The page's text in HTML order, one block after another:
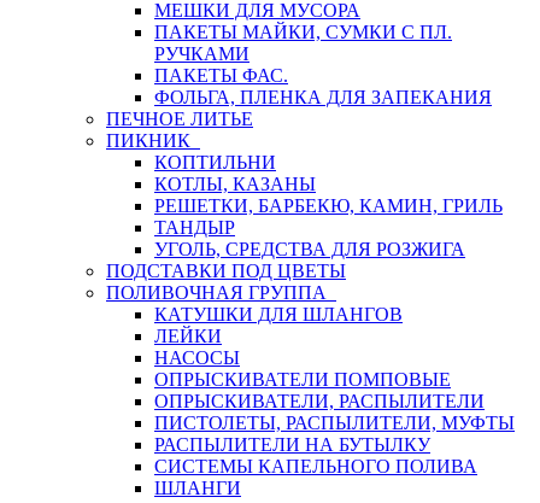
МЕШКИ ДЛЯ МУСОРА
ПАКЕТЫ МАЙКИ, СУМКИ С ПЛ.
РУЧКАМИ
ПАКЕТЫ ФАС.
ФОЛЬГА, ПЛЕНКА ДЛЯ ЗАПЕКАНИЯ
ПЕЧНОЕ ЛИТЬЕ
ПИКНИК
КОПТИЛЬНИ
КОТЛЫ, КАЗАНЫ
РЕШЕТКИ, БАРБЕКЮ, КАМИН, ГРИЛЬ
ТАНДЫР
УГОЛЬ, СРЕДСТВА ДЛЯ РОЗЖИГА
ПОДСТАВКИ ПОД ЦВЕТЫ
ПОЛИВОЧНАЯ ГРУППА
КАТУШКИ ДЛЯ ШЛАНГОВ
ЛЕЙКИ
НАСОСЫ
ОПРЫСКИВАТЕЛИ ПОМПОВЫЕ
ОПРЫСКИВАТЕЛИ, РАСПЫЛИТЕЛИ
ПИСТОЛЕТЫ, РАСПЫЛИТЕЛИ, МУФТЫ
РАСПЫЛИТЕЛИ НА БУТЫЛКУ
СИСТЕМЫ КАПЕЛЬНОГО ПОЛИВА
ШЛАНГИ